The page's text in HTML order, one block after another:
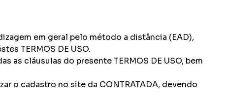
em geral pelo método a distância (EAD),
TERMOS DE USO.
as cláusulas do presente TERMOS DE USO, bem
o cadastro no site da CONTRATADA, devendo